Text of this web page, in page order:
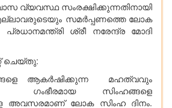
വ്യവസ്ഥ സംരക്ഷിക്കുന്നതിനായി
സമർപ്പണത്തെ ലോക
ശ്രീ നരേന്ദ്ര മോദി
ചെയ്തു:
ആകർഷിക്കുന്ന മഹത്വവും
സിംഹങ്ങളെ
അവസരമാണ് ലോക സിംഹ ദിനം.